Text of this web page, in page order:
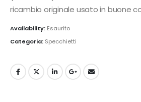
165,00€.110,00€.
ricambio originale usato in buone
Availability: Esaurito
Categoria: Specchietti